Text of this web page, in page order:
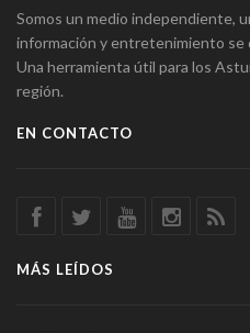
Somos un medio independiente,
información y entretenimiento se
Una herramienta útil para los
región.
EN CONTACTO
MÁS LEÍDOS